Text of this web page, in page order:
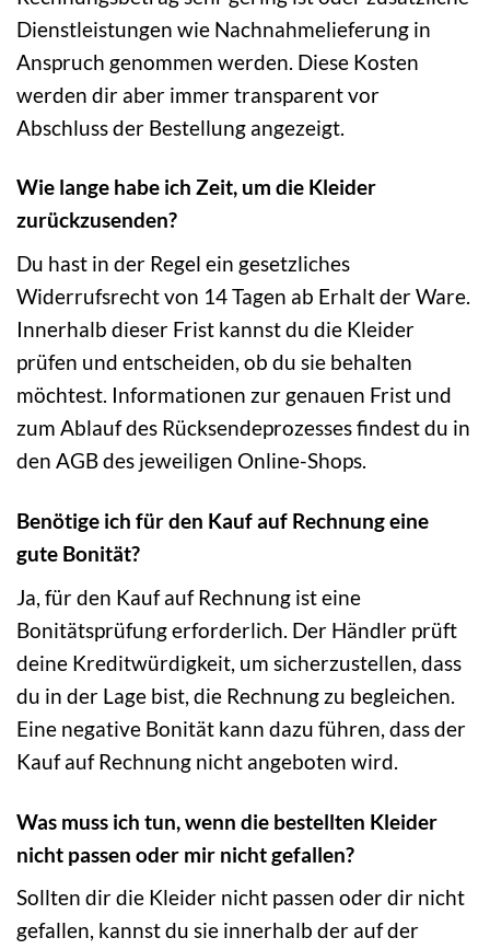
Dienstleistungen wie Nachnahmelieferung in
Anspruch genommen werden. Diese Kosten
werden dir aber immer transparent vor
Abschluss der Bestellung angezeigt.
Wie lange habe ich Zeit, um die Kleider
zurückzusenden?
Du hast in der Regel ein gesetzliches
Widerrufsrecht von 14 Tagen ab Erhalt der Ware.
Innerhalb dieser Frist kannst du die Kleider
prüfen und entscheiden, ob du sie behalten
möchtest. Informationen zur genauen Frist und
zum Ablauf des Rücksendeprozesses findest du in
den AGB des jeweiligen Online-Shops.
Benötige ich für den Kauf auf Rechnung eine
gute Bonität?
Ja, für den Kauf auf Rechnung ist eine
Bonitätsprüfung erforderlich. Der Händler prüft
deine Kreditwürdigkeit, um sicherzustellen, dass
du in der Lage bist, die Rechnung zu begleichen.
Eine negative Bonität kann dazu führen, dass der
Kauf auf Rechnung nicht angeboten wird.
Was muss ich tun, wenn die bestellten Kleider
nicht passen oder mir nicht gefallen?
Sollten dir die Kleider nicht passen oder dir nicht
gefallen, kannst du sie innerhalb der auf der